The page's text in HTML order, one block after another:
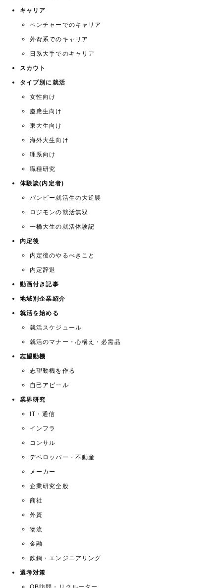
キャリア
ベンチャーでのキャリア
外資系でのキャリア
日系大手でのキャリア
スカウト
タイプ別に就活
女性向け
慶應生向け
東大生向け
海外大生向け
理系向け
職種研究
体験談(内定者)
パンピー就活生の大逆襲
ロジモンの就活無双
一橋大生の就活体験記
内定後
内定後のやるべきこと
内定辞退
動画付き記事
地域別企業紹介
就活を始める
就活スケジュール
就活のマナー・心構え・必需品
志望動機
志望動機を作る
自己アピール
業界研究
IT・通信
インフラ
コンサル
デベロッパー・不動産
メーカー
企業研究全般
商社
外資
物流
金融
鉄鋼・エンジニアリング
選考対策